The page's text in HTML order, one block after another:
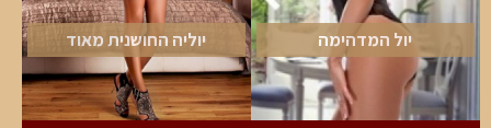
יול המדהימה יוליה החושנית מאוד